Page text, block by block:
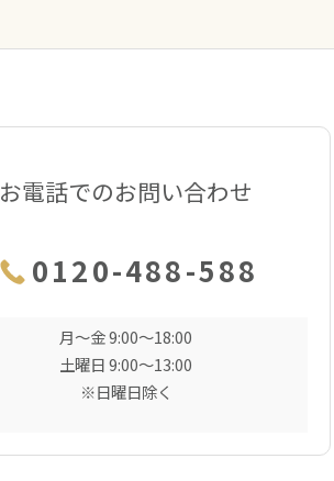
お電話でのお問い合わせ
0120-488-588
月〜金 9:00〜18:00
土曜日 9:00〜13:00
※日曜日除く